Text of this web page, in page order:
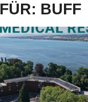
FÜR: BUFF